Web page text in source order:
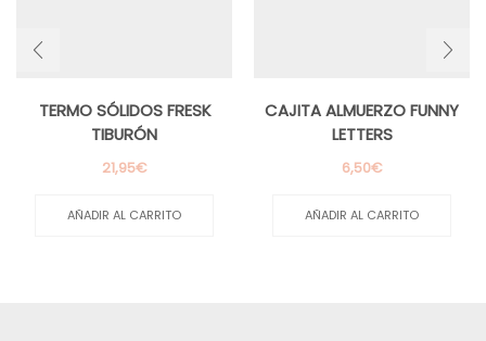
TERMO SÓLIDOS FRESK
TIBURÓN
21,95€
AÑADIR AL CARRITO
CAJITA ALMUERZO FUNNY
LETTERS
6,50€
AÑADIR AL CARRITO